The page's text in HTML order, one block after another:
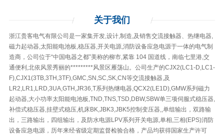
关于我们
浙江贵客电气有限公司是一家集开发,设计,制造,及销售交流接触器、热继电器,
磁力起动器,太阳能电池板,稳压器,开关电源,消防设备应急电源于一体的电气制
造商，公司位于“中国电器之都”美称的柳市,紧靠 104 国道线，南临七里港,交
通便利,北依风景秀丽的*********风景区雁荡山。公司生产的CJX2(LC1-D,LC1-
F),CJX1(3TB,3TH,3TF),GMC,SN,SC,SK,CN等交流接触器,及
LR2,LR1,LRD,3UA,GTH,JR36,T系列热继电器,QCX2(LE1D),GMW系列磁力
起动器,大小功率太阳能电池板,TND,TNS,TSD,DBW,SBW单三项伺服式稳压器,
补偿式稳压器,挂壁式稳压,机床BK,JBK3,JBK5控制变压器,,单组输出，双路输
出，三路输出，四组输出，及防水电源LPV系列开关电源,单相,三相(EPS)消防
设备应急电源，历年来经省级定期监督检验合格，产品均获得国家生产许可